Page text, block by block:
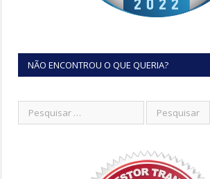
NÃO ENCONTROU O QUE QUERIA?